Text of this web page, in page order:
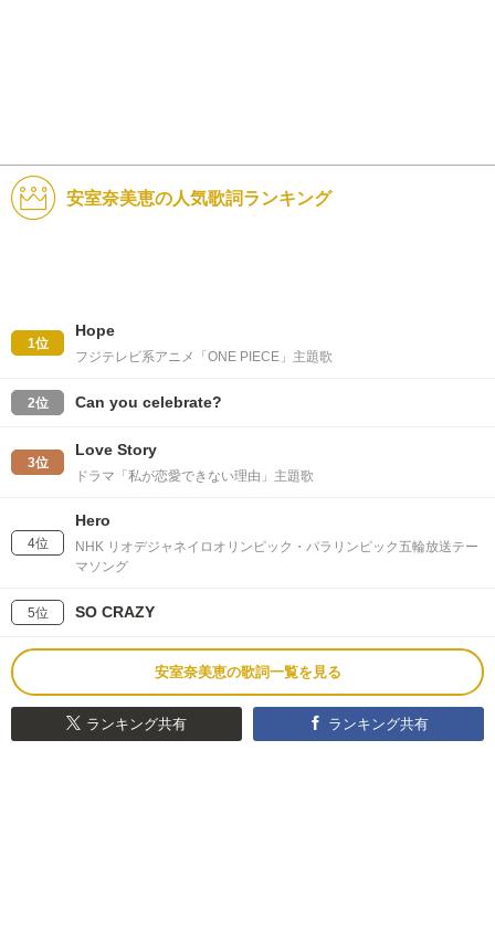
安室奈美恵の人気歌詞ランキング
1位
Hope
フジテレビ系アニメ「ONE PIECE」主題歌
2位 Can you celebrate?
3位
Love Story
ドラマ「私が恋愛できない理由」主題歌
4位
Hero
NHK リオデジャネイロオリンピック・パラリンピック五輪放送テー
マソング
5位 SO CRAZY
安室奈美恵の歌詞一覧を見る
ランキング共有 ランキング共有